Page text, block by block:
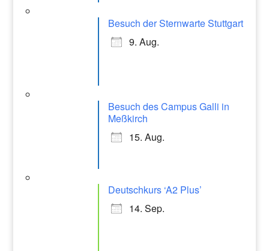
Besuch der Sternwarte Stuttgart
9. Aug.
Besuch des Campus Galli in
Meßkirch
15. Aug.
Deutschkurs ‘A2 Plus’
14. Sep.